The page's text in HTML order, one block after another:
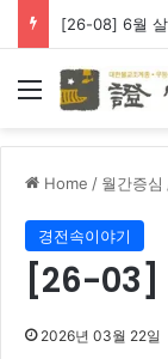
[26-08] 6월 살
Menu
Home / 월간증심
경전속이야기
[26-03]
2026년 03월 22일